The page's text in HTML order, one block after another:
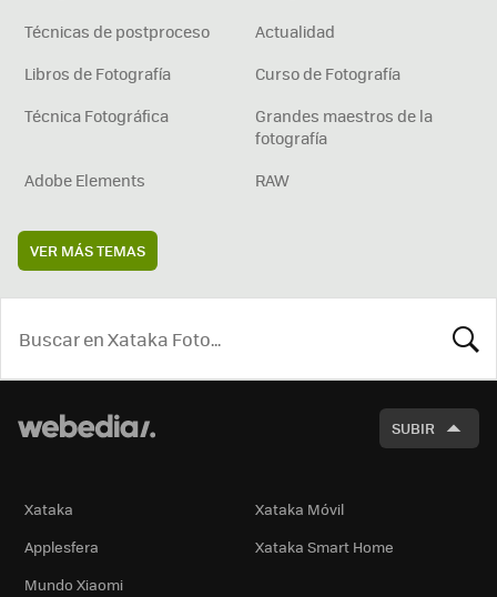
Técnicas de postproceso
Actualidad
Libros de Fotografía
Curso de Fotografía
Técnica Fotográfica
Grandes maestros de la
fotografía
Adobe Elements
RAW
VER MÁS TEMAS
SUBIR
Xataka
Xataka Móvil
Applesfera
Xataka Smart Home
Mundo Xiaomi